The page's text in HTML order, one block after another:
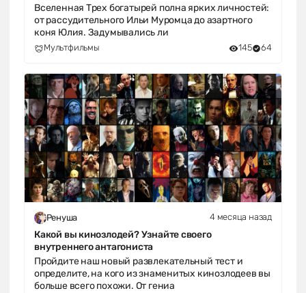
Вселенная Трех богатырей полна ярких личностей:
от рассудительного Ильи Муромца до азартного
коня Юлия. Задумывались ли
Мультфильмы 145 64
Ренуша 4 месяца назад
Какой вы кинозлодей? Узнайте своего
внутреннего антагониста
Пройдите наш новый развлекательный тест и
определите, на кого из знаменитых кинозлодеев вы
больше всего похожи. От гениа